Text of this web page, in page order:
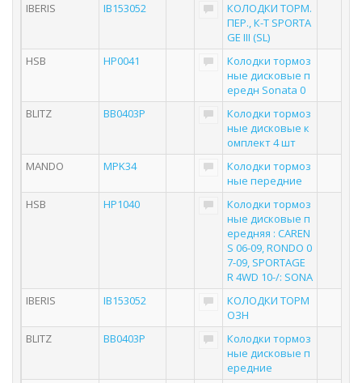
IBERIS
IB153052
КОЛОДКИ ТОРМ.
ПЕР., К-Т SPORTA
GE III (SL)
HSB
HP0041
Колодки тормоз
ные дисковые п
ередн Sonata 0
BLITZ
BB0403P
Колодки тормоз
ные дисковые к
омплект 4 шт
MANDO
MPK34
Колодки тормоз
ные передние
HSB
HP1040
Колодки тормоз
ные дисковые п
ередняя : CAREN
S 06-09, RONDO 0
7-09, SPORTAGE
R 4WD 10-/: SONA
IBERIS
IB153052
КОЛОДКИ ТОРМ
ОЗН
BLITZ
BB0403P
Колодки тормоз
ные дисковые п
ередние